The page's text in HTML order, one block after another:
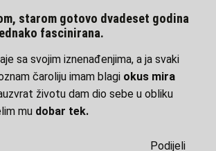
starom gotovo dvadeset godina
fascinirana.
sa svojim iznenađenjima, a ja svaki
čaroliju imam blagi okus mira
životu dam dio sebe u obliku
mu dobar tek.
Podijeli